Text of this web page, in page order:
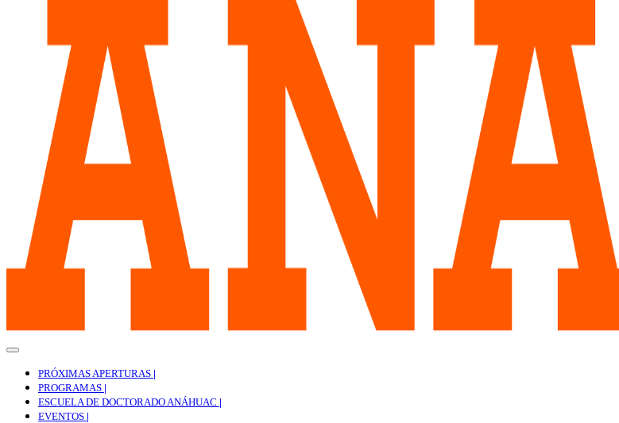
PRÓXIMAS APERTURAS |
PROGRAMAS |
ESCUELA DE DOCTORADO ANÁHUAC |
EVENTOS |